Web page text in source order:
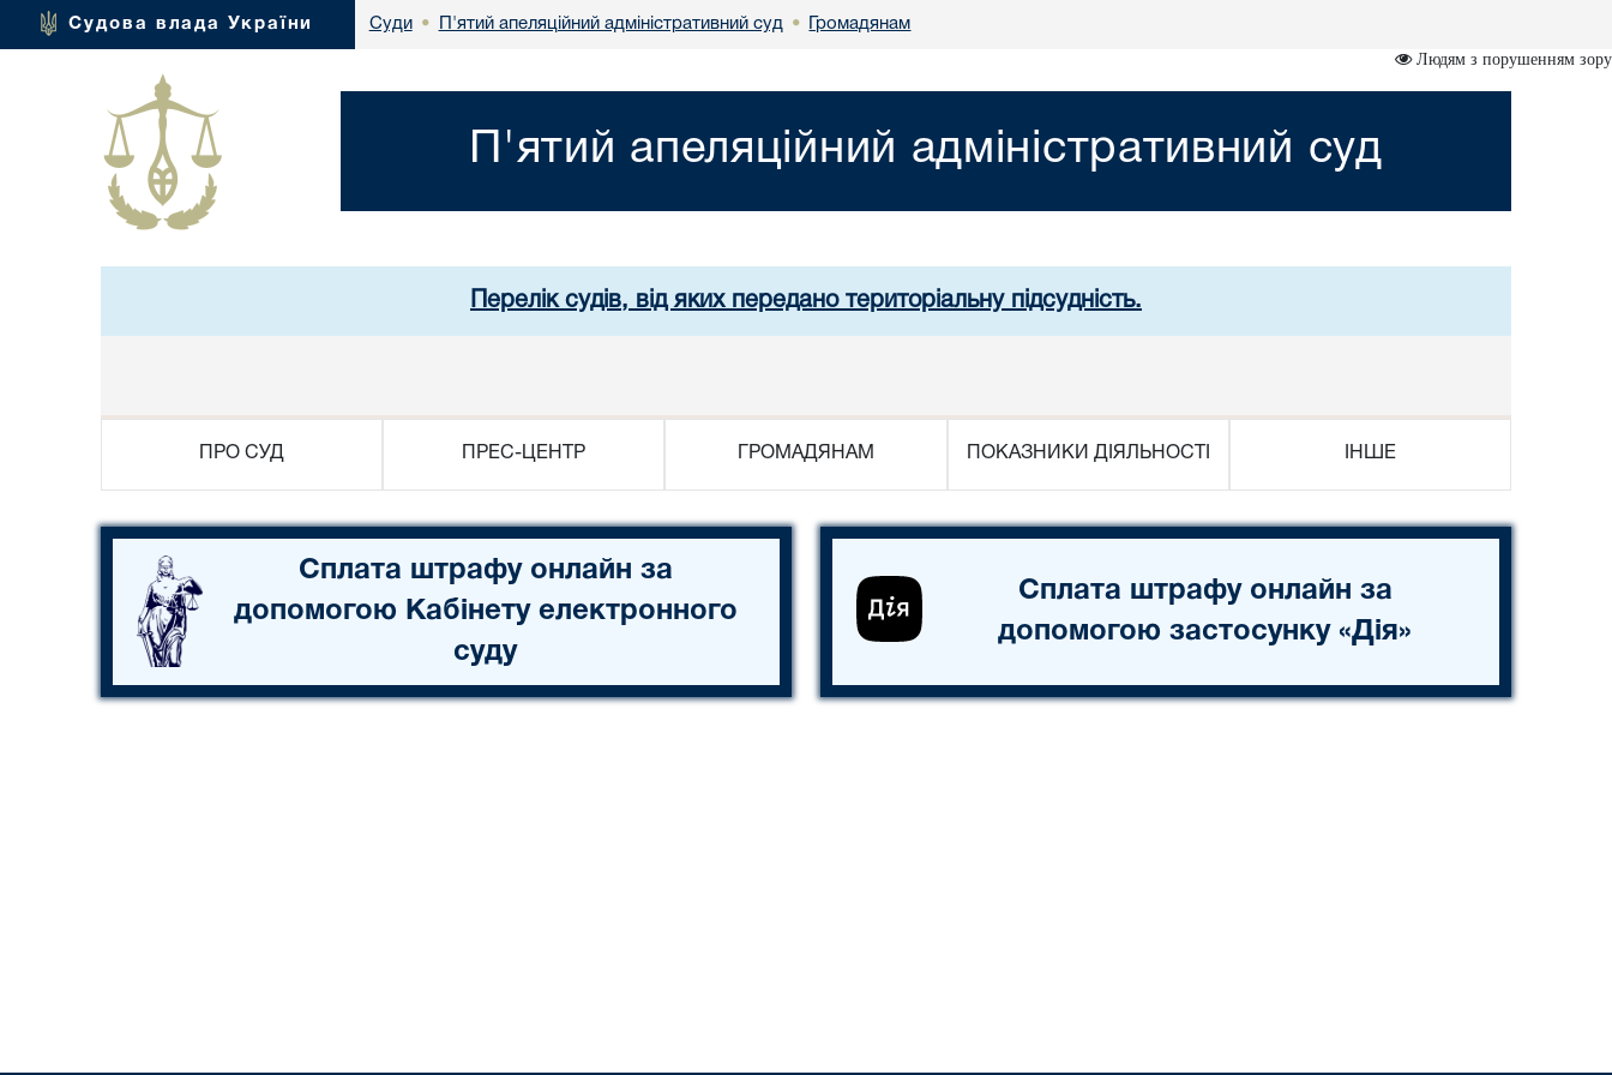
Судова влада України Суди • П'ятий апеляційний адміністративний суд • Громадянам
Людям з порушенням зору
П'ятий апеляційний адміністративний суд
Перелік судів, від яких передано територіальну підсудність.
ПРО СУД ПРЕС-ЦЕНТР ГРОМАДЯНАМ ПОКАЗНИКИ ДІЯЛЬНОСТІ ІНШЕ
Сплата штрафу онлайн за
допомогою Кабінету електронного
суду
Сплата штрафу онлайн за
допомогою застосунку «Дія»